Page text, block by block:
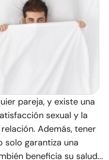
pareja, y existe una
sexual y la
Además, tener
solo garantiza una
beneficia su salud...